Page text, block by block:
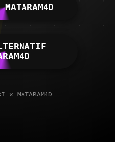
x MATARAM4D